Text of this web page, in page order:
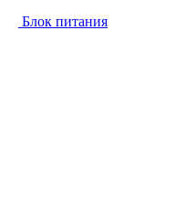
Блок питания